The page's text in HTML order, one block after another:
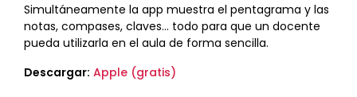
Simultáneamente la app muestra el pentagrama y las
notas, compases, claves… todo para que un docente
pueda utilizarla en el aula de forma sencilla.
Descargar: Apple (gratis)